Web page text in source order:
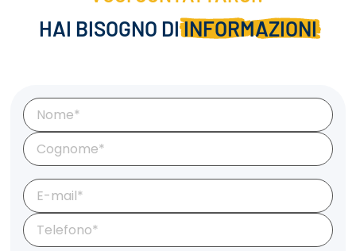
HAI BISOGNO DIINFORMAZIONI